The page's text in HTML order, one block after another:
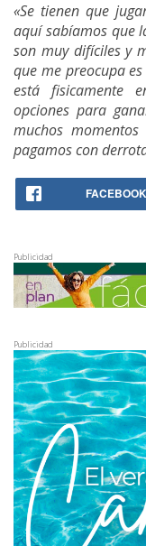
«Se tienen que
aquí sabíamos que
son muy difíciles y
que me preocupa
está fisicamente
opciones para
muchos
pagamos con
FACEBOOK
Publicidad
Publicidad